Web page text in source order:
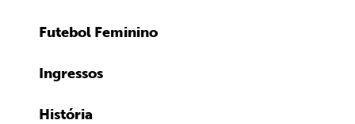
Futebol Feminino
Ingressos
História